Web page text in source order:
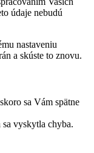
údaje nebudú
nastaveniu
a skúste to znovu.
sa Vám spätne
vyskytla chyba.